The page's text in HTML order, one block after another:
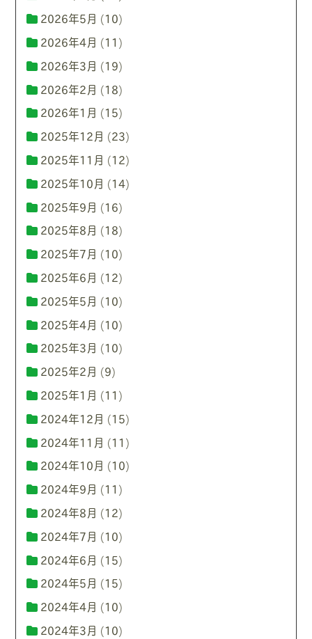
2026年5月 (10)
2026年4月 (11)
2026年3月 (19)
2026年2月 (18)
2026年1月 (15)
2025年12月 (23)
2025年11月 (12)
2025年10月 (14)
2025年9月 (16)
2025年8月 (18)
2025年7月 (10)
2025年6月 (12)
2025年5月 (10)
2025年4月 (10)
2025年3月 (10)
2025年2月 (9)
2025年1月 (11)
2024年12月 (15)
2024年11月 (11)
2024年10月 (10)
2024年9月 (11)
2024年8月 (12)
2024年7月 (10)
2024年6月 (15)
2024年5月 (15)
2024年4月 (10)
2024年3月 (10)